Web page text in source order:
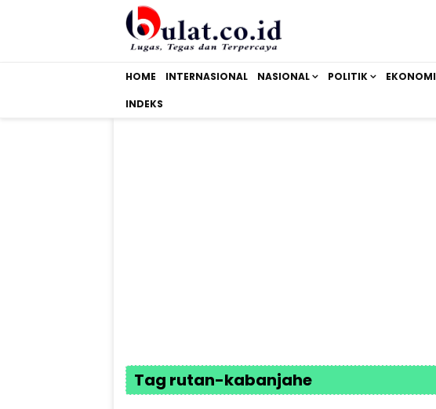
HOME INTERNASIONAL NASIONAL POLITIK EKONOMI
INDEKS
Tag rutan-kabanjahe